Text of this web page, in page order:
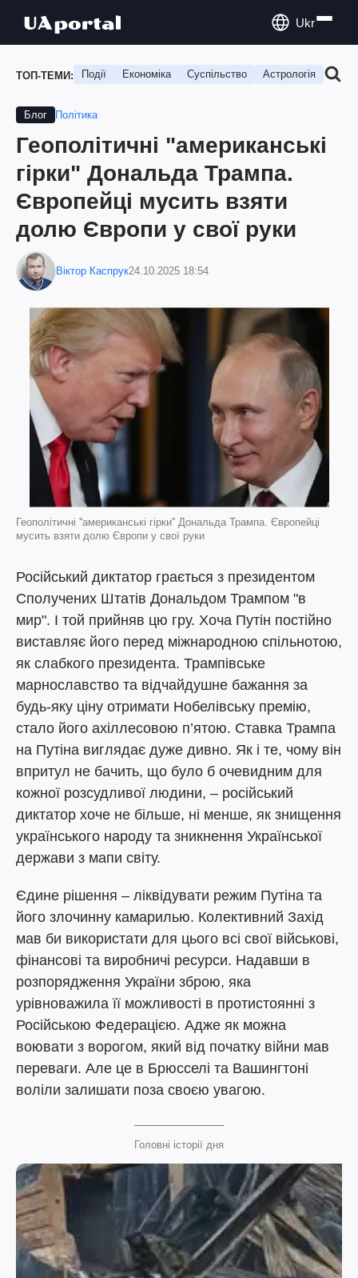
Ukr
ТОП-ТЕМИ: Події Економіка Суспільство Астрологія
Блог Політика
Геополітичні "американські
гірки" Дональда Трампа.
Європейці мусить взяти
долю Європи у свої руки
Віктор Каспрук24.10.2025 18:54
Геополітичні ''американські гірки'' Дональда Трампа. Європейці
мусить взяти долю Європи у свої руки
Російський диктатор грається з президентом
Сполучених Штатів Дональдом Трампом "в
мир". І той прийняв цю гру. Хоча Путін постійно
виставляє його перед міжнародною спільнотою,
як слабкого президента. Трампівське
марнославство та відчайдушне бажання за
будь-яку ціну отримати Нобелівську премію,
стало його ахіллесовою п’ятою. Ставка Трампа
на Путіна виглядає дуже дивно. Як і те, чому він
впритул не бачить, що було б очевидним для
кожної розсудливої людини, – російський
диктатор хоче не більше, ні менше, як знищення
українського народу та зникнення Української
держави з мапи світу.
Єдине рішення – ліквідувати режим Путіна та
його злочинну камарилью. Колективний Захід
мав би використати для цього всі свої військові,
фінансові та виробничі ресурси. Надавши в
розпорядження України зброю, яка
урівноважила її можливості в протистоянні з
Російською Федерацією. Адже як можна
воювати з ворогом, який від початку війни мав
переваги. Але це в Брюсселі та Вашингтоні
воліли залишати поза своєю увагою.
Головні історії дня